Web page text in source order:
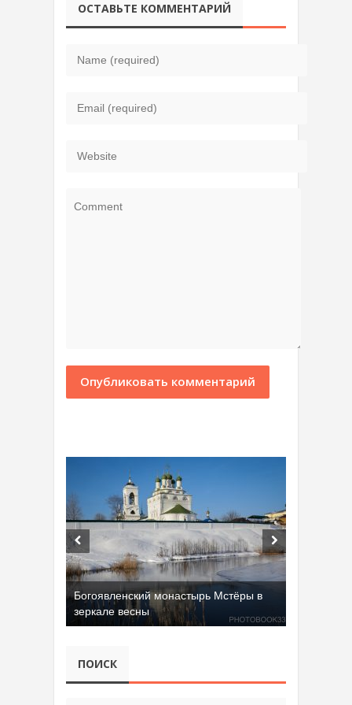
ОСТАВЬТЕ КОММЕНТАРИЙ
Богоявленский монастырь Мстёры в
зеркале весны
ПОИСК